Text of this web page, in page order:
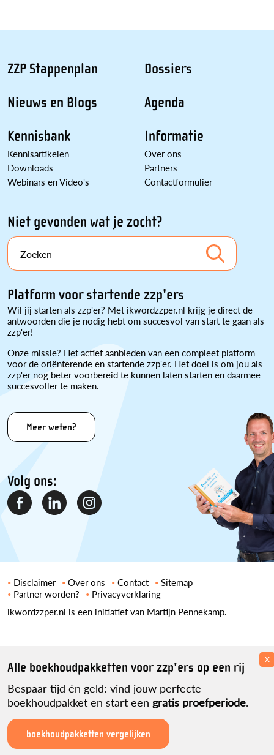
ZZP Stappenplan
Nieuws en Blogs
Kennisbank
Kennisartikelen
Downloads
Webinars en Video's
Dossiers
Agenda
Informatie
Over ons
Partners
Contactformulier
Niet gevonden wat je zocht?
Zoeken
Platform voor startende zzp'ers
Wil jij starten als zzp'er? Met ikwordzzper.nl krijg je direct de
antwoorden die je nodig hebt om succesvol van start te gaan als
zzp'er!
Onze missie? Het actief aanbieden van een compleet platform
voor de oriënterende en startende zzp'er. Het doel is om jou als
zzp'er nog beter voorbereid te kunnen laten starten en daarmee
succesvoller te maken.
Meer weten?
Volg ons:
Disclaimer Over ons Contact
Sitemap
Partner worden?
Privacyverklaring
ikwordzzper.nl is een initiatief van Martijn Pennekamp.
Alle boekhoudpakketten voor zzp'ers op een rij
Bespaar tijd én geld: vind jouw perfecte
boekhoudpakket en start een gratis proefperiode.
boekhoudpakketten vergelijken
x